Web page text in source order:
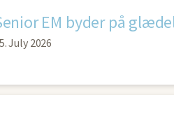
EM byder på
July 2026